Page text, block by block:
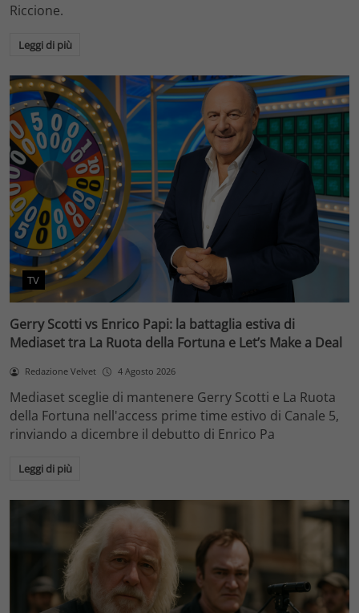
Riccione.
Leggi di più
TV
Gerry Scotti vs Enrico Papi: la battaglia estiva di
Mediaset tra La Ruota della Fortuna e Let’s Make a Deal
Redazione Velvet 4 Agosto 2026
Mediaset sceglie di mantenere Gerry Scotti e La Ruota
della Fortuna nell'access prime time estivo di Canale 5,
rinviando a dicembre il debutto di Enrico Pa
Leggi di più